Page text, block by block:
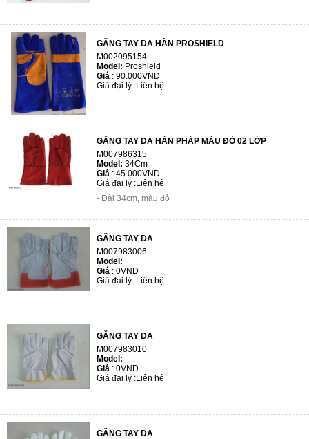
GĂNG TAY DA HÀN PROSHIELD
M002095154
Model: Proshield
Giá : 90.000VND
Giá đại lý :Liên hệ
GĂNG TAY DA HÀN PHÁP MÀU ĐỎ 02 LỚP
M007986315
Model: 34Cm
Giá : 45.000VND
Giá đại lý :Liên hệ
- Dài 34cm, màu đỏ
GĂNG TAY DA
M007983006
Model:
Giá : 0VND
Giá đại lý :Liên hệ
GĂNG TAY DA
M007983010
Model:
Giá : 0VND
Giá đại lý :Liên hệ
GĂNG TAY DA